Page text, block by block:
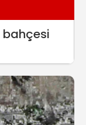
bahçesi